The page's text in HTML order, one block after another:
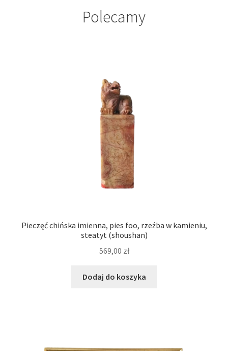
Polecamy
Pieczęć chińska imienna, pies foo, rzeźba w kamieniu,
steatyt (shoushan)
569,00 zł
Dodaj do koszyka